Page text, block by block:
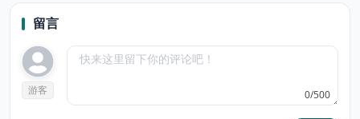
留言
游客 0/500